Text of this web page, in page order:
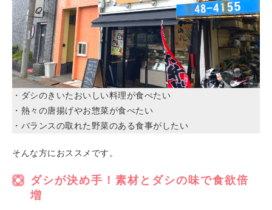
・ダシのきいたおいしい料理が食べたい
・熱々の唐揚げやお惣菜が食べたい
・バランスの取れた野菜のある食事がしたい
そんな方におススメです。
ダシが決め手！素材とダシの味で食欲倍
増